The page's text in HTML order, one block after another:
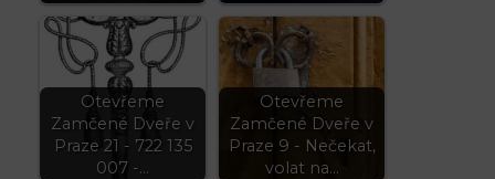
Otevřeme
Zamčené Dveře v
Praze 21 - 722 135
007 -…
Otevřeme
Zamčené Dveře v
Praze 9 - Nečekat,
volat na…